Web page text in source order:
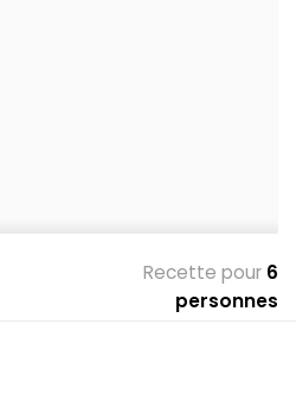
Recette pour 6
personnes